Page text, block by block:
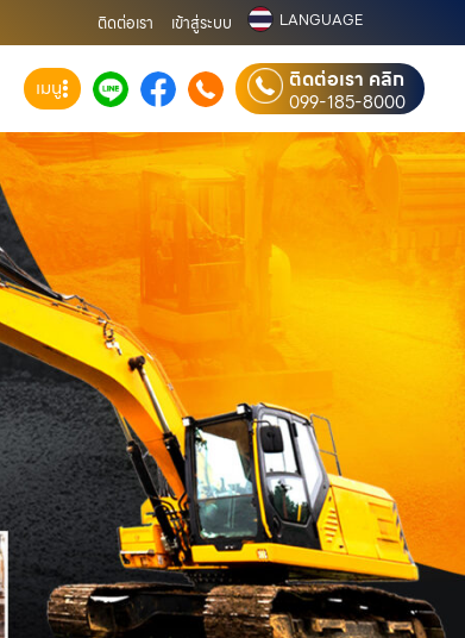
ติดต่อเรา เข้าสู่ระบบ LANGUAGE
เมนู ติดต่อเรา คลิก
099-185-8000